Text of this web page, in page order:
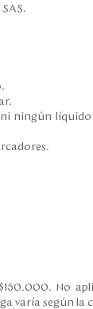
SAS.
ni ningún
No
varía según la